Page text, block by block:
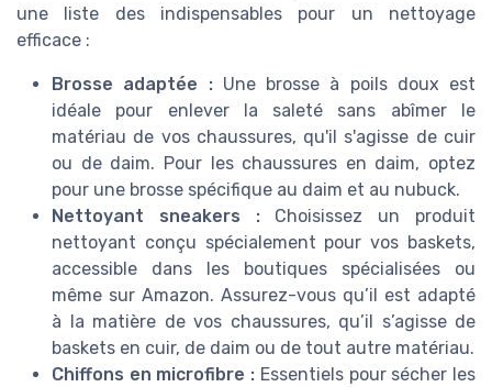
une liste des indispensables pour un nettoyage
efficace :
Brosse adaptée :Une brosse à poils doux est
idéale pour enlever la saleté sans abîmer le
matériau de vos chaussures, qu'il s'agisse de cuir
ou de daim. Pour les chaussures en daim, optez
pour une brosse spécifique au daim et au nubuck.
Nettoyant sneakers :Choisissez un produit
nettoyant conçu spécialement pour vos baskets,
accessible dans les boutiques spécialisées ou
même sur Amazon. Assurez-vous qu’il est adapté
à la matière de vos chaussures, qu’il s’agisse de
baskets en cuir, de daim ou de tout autre matériau.
Chiffons en microfibre : Essentiels pour sécher les